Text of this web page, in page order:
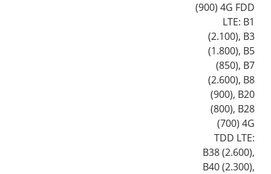
(900) 4G FDD
LTE: B1
(2.100), B3
(1.800), B5
(850), B7
(2.600), B8
(900), B20
(800), B28
(700) 4G
TDD LTE:
B38 (2.600),
B40 (2.300),